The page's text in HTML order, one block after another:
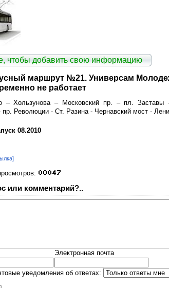
чтобы добавить свою информацию
маршрут №21. Универсам
не работает
– Хользунова – Московский пр. – пл. Заставы
пр. Революции - Ст. Разина - Чернавский мост -
08.2010
или комментарий?..
Электронная почта
уведомления об ответах: